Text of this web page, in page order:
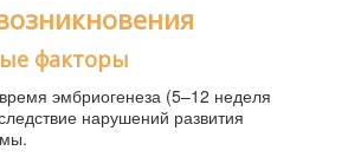
факторы
эмбриогенеза (5–12 неделя
нарушений развития